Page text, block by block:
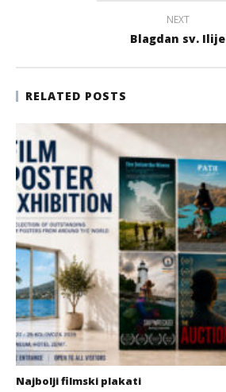
NEXT
Blagdan sv. Ilije
RELATED POSTS
Najbolji filmski plakati